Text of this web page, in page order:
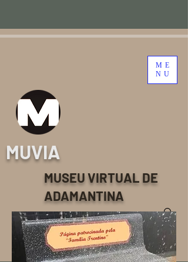
ME
NU
MUVIA
MUSEU VIRTUAL DE
ADAMANTINA